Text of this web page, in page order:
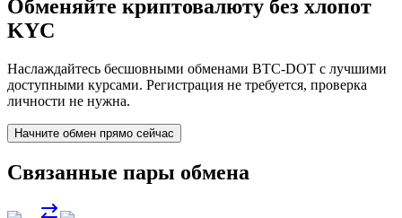
Обменяйте криптовалюту без хлопот
KYC
Наслаждайтесь бесшовными обменами BTC-DOT с лучшими
доступными курсами. Регистрация не требуется, проверка
личности не нужна.
Начните обмен прямо сейчас
Связанные пары обмена